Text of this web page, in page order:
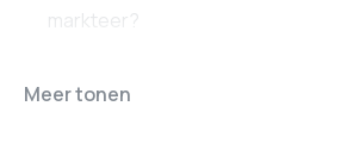
markteer?
Online marketing
Meer tonen